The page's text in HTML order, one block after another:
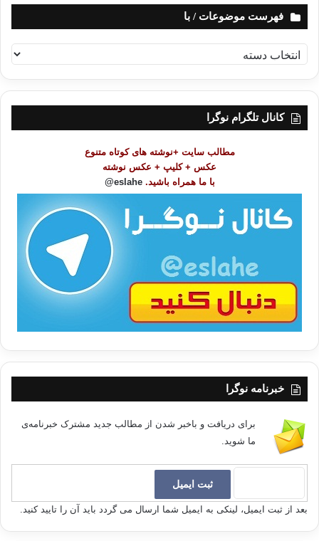
فهرست موضوعات / با
ه
ر
کانال تلگرام نوگرا
مطالب سایت +نوشته های کوتاه متنوع
عکس + کلیپ + عکس نوشته
با ما همراه باشید. eslahe@
خبرنامه نوگرا
برای دریافت و باخبر شدن از مطالب جدید مشترک خبرنامه‌ی
ما شوید.
بعد از ثبت ایمیل، لینکی به ایمیل شما ارسال می گردد باید آن را تایید کنید.